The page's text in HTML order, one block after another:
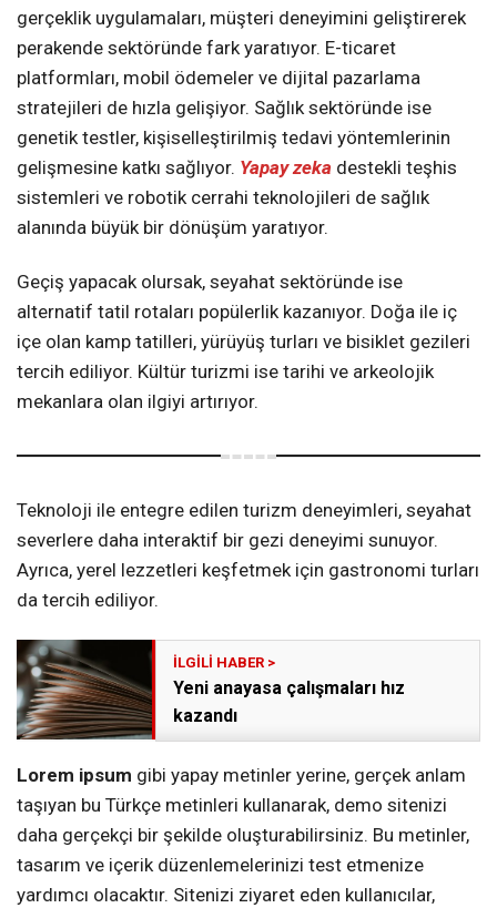
gerçeklik uygulamaları, müşteri deneyimini geliştirerek
perakende sektöründe fark yaratıyor. E-ticaret
platformları, mobil ödemeler ve dijital pazarlama
stratejileri de hızla gelişiyor. Sağlık sektöründe ise
genetik testler, kişiselleştirilmiş tedavi yöntemlerinin
gelişmesine katkı sağlıyor. Yapay zeka destekli teşhis
sistemleri ve robotik cerrahi teknolojileri de sağlık
alanında büyük bir dönüşüm yaratıyor.
Geçiş yapacak olursak, seyahat sektöründe ise
alternatif tatil rotaları popülerlik kazanıyor. Doğa ile iç
içe olan kamp tatilleri, yürüyüş turları ve bisiklet gezileri
tercih ediliyor. Kültür turizmi ise tarihi ve arkeolojik
mekanlara olan ilgiyi artırıyor.
Teknoloji ile entegre edilen turizm deneyimleri, seyahat
severlere daha interaktif bir gezi deneyimi sunuyor.
Ayrıca, yerel lezzetleri keşfetmek için gastronomi turları
da tercih ediliyor.
Yeni anayasa çalışmaları hız
kazandı
Lorem ipsum gibi yapay metinler yerine, gerçek anlam
taşıyan bu Türkçe metinleri kullanarak, demo sitenizi
daha gerçekçi bir şekilde oluşturabilirsiniz. Bu metinler,
tasarım ve içerik düzenlemelerinizi test etmenize
yardımcı olacaktır. Sitenizi ziyaret eden kullanıcılar,